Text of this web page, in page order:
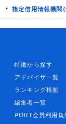
指定信用情報機関
特徴から探す
アドバイザ一覧
ランキング根拠
編集者一覧
PORT会員利用規